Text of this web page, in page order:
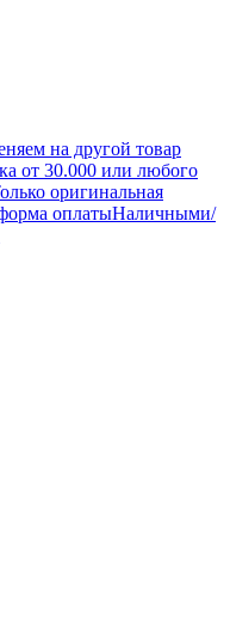
на другой товар
от 30.000 или любого
оригинальная
оплатыНаличными/